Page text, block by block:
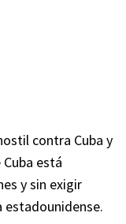
contra Cuba y
está
y sin exigir
estadounidense.